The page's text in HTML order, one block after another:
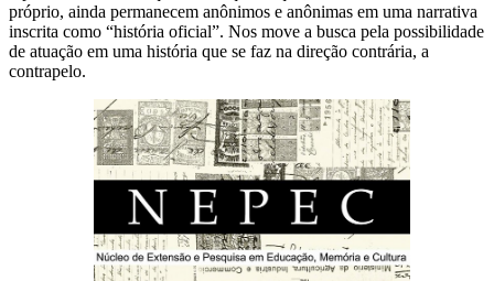
próprio, ainda permanecem anônimos e anônimas em uma narrativa
inscrita como “história oficial”. Nos move a busca pela possibilidade
de atuação em uma história que se faz na direção contrária, a
contrapelo.